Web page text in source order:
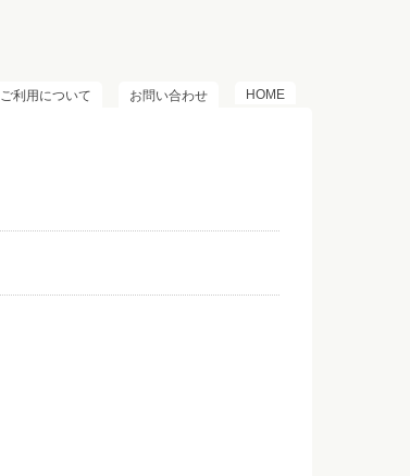
HOME
お問い合わせ
ご利用について